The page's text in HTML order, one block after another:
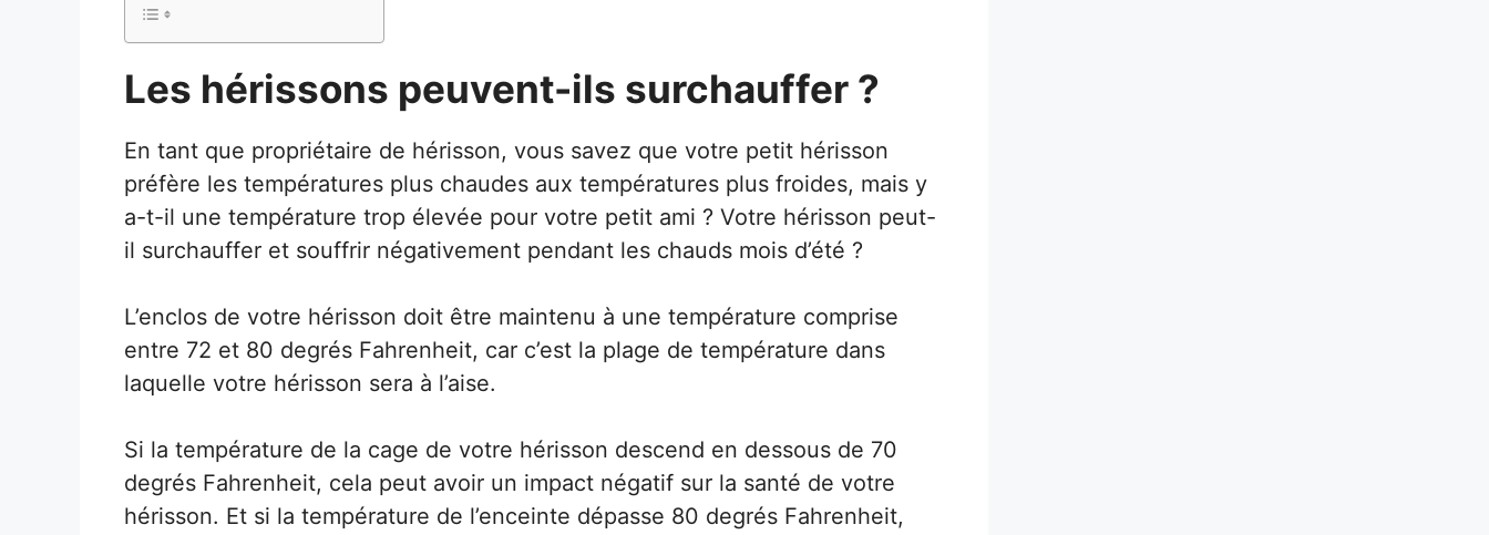
Les hérissons peuvent-ils surchauffer ?
En tant que propriétaire de hérisson, vous savez que votre petit hérisson
préfère les températures plus chaudes aux températures plus froides, mais y
a-t-il une température trop élevée pour votre petit ami ? Votre hérisson peut-
il surchauffer et souffrir négativement pendant les chauds mois d’été ?
L’enclos de votre hérisson doit être maintenu à une température comprise
entre 72 et 80 degrés Fahrenheit, car c’est la plage de température dans
laquelle votre hérisson sera à l’aise.
Si la température de la cage de votre hérisson descend en dessous de 70
degrés Fahrenheit, cela peut avoir un impact négatif sur la santé de votre
hérisson. Et si la température de l’enceinte dépasse 80 degrés Fahrenheit,